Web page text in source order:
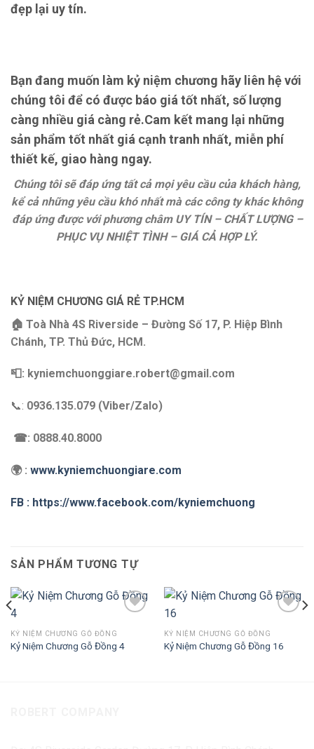
đẹp lại uy tín.
Bạn đang muốn làm kỷ niệm chương hãy liên hệ với
chúng tôi để có được báo giá tốt nhất, số lượng
càng nhiều giá càng rẻ.Cam kết mang lại những
sản phẩm tốt nhất giá cạnh tranh nhất, miễn phí
thiết kế, giao hàng ngay.
Chúng tôi sẽ đáp ứng tất cả mọi yêu cầu của khách hàng,
kể cả những yêu cầu khó nhất mà các công ty khác không
đáp ứng được với phương châm UY TÍN – CHẤT LƯỢNG –
PHỤC VỤ NHIỆT TÌNH – GIÁ CẢ HỢP LÝ.
KỶ NIỆM CHƯƠNG GIÁ RẺ TP.HCM
🏠 Toà Nhà 4S Riverside – Đường Số 17, P. Hiệp Bình
Chánh, TP. Thủ Đức, HCM.
📮: kyniemchuonggiare.robert@gmail.com
📞: 0936.135.079 (Viber/Zalo)
☎: 0888.40.8000
🌍 : www.kyniemchuongiare.com
FB : https://www.facebook.com/kyniemchuong
SẢN PHẨM TƯƠNG TỰ
Add to
KỶ NIỆM CHƯƠNG GỖ ĐỒNG
Kỷ Niệm Chương Gỗ Đồng 4
Add to
KỶ NIỆM CHƯƠNG GỖ ĐỒNG
Kỷ Niệm Chương Gỗ Đồng 16